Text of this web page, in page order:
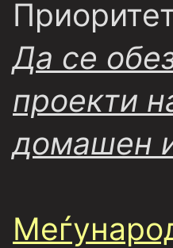
Да се
проекти
домашен